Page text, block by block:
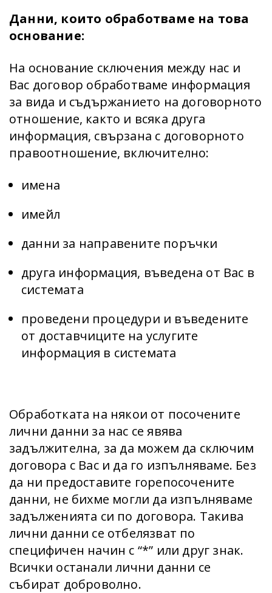
Данни, които обработваме на това
основание:
На основание сключения между нас и
Вас договор обработваме информация
за вида и съдържанието на договорното
отношение, както и всяка друга
информация, свързана с договорното
правоотношение, включително:
имена
имейл
данни за направените поръчки
друга информация, въведена от Вас в
системата
проведени процедури и въведените
от доставчиците на услугите
информация в системата
Обработката на някои от посочените
лични данни за нас се явява
задължителна, за да можем да сключим
договора с Вас и да го изпълняваме. Без
да ни предоставите горепосочените
данни, не бихме могли да изпълняваме
задълженията си по договора. Такива
лични данни се отбелязват по
специфичен начин с “*” или друг знак.
Всички останали лични данни се
събират доброволно.